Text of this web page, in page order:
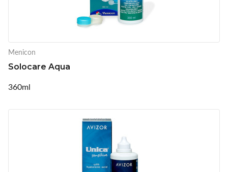
Menicon
Solocare Aqua
360ml